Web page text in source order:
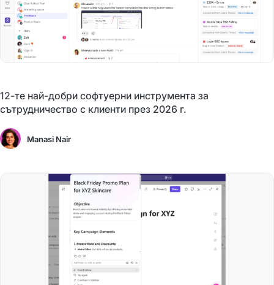
12-те най-добри софтуерни инструмента за
сътрудничество с клиенти през 2026 г.
Manasi Nair